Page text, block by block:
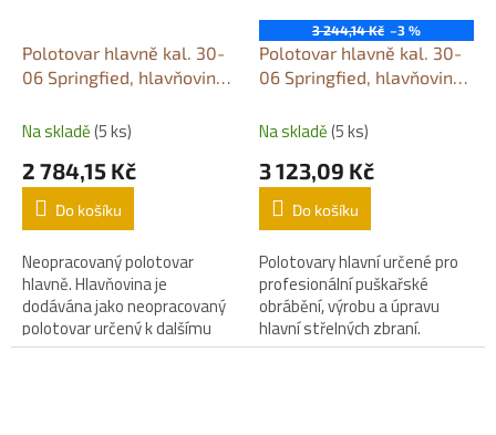
Polotovar hlavně kal. 30-
06 Springfied, hlavňovina
Na skladě(5 ks)
2 784,15 Kč
Do košíku
Neopracovaný polotovar
hlavně. Hlavňovina je
dodávána jako neopracovaný
polotovar určený k dalšímu
profesionálnímu
3 244,14 Kč –3 %
Polotovar hlavně kal. 30-
06 Springfied, hlavňovina
Na skladě(5 ks)
3 123,09 Kč
Do košíku
Polotovary hlavní určené pro
profesionální puškařské
obrábění, výrobu a úpravu
hlavní střelných zbraní.